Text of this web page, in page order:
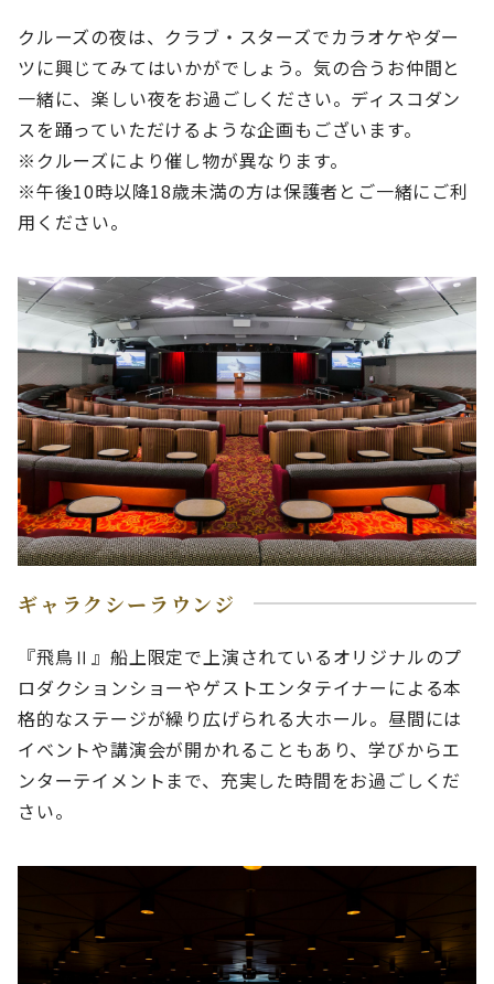
クルーズの夜は、クラブ・スターズでカラオケやダー
ツに興じてみてはいかがでしょう。気の合うお仲間と
一緒に、楽しい夜をお過ごしください。ディスコダン
スを踊っていただけるような企画もございます。
※クルーズにより催し物が異なります。
※午後10時以降18歳未満の方は保護者とご一緒にご利
用ください。
ギャラクシーラウンジ
『飛鳥Ⅱ』船上限定で上演されているオリジナルのプ
ロダクションショーやゲストエンタテイナーによる本
格的なステージが繰り広げられる大ホール。昼間には
イベントや講演会が開かれることもあり、学びからエ
ンターテイメントまで、充実した時間をお過ごしくだ
さい。